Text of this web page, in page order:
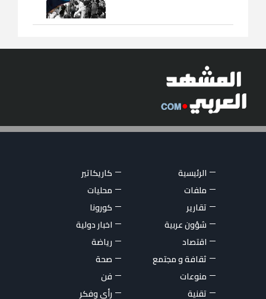
الرئيسية
كاريكاتير
ملفات
محليات
تقارير
كورونا
شؤون عربية
اخبار دولية
اقتصاد
رياضة
ثقافة و مجتمع
صحة
منوعات
فن
تقنية
رأي وفكر